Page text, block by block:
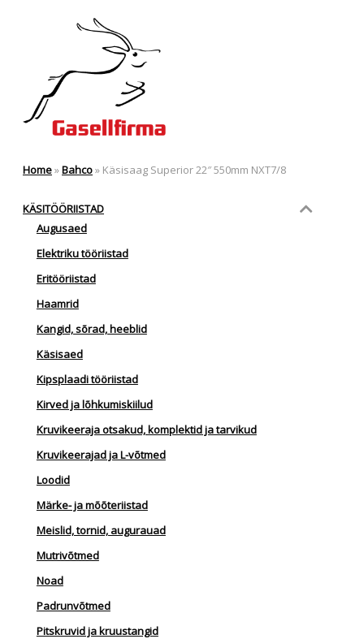
Home»Bahco» Käsisaag Superior 22″ 550mm NXT7/8
KÄSITÖÖRIISTAD
Augusaed
Elektriku tööriistad
Eritööriistad
Haamrid
Kangid, sõrad, heeblid
Käsisaed
Kipsplaadi tööriistad
Kirved ja lõhkumiskiilud
Kruvikeeraja otsakud, komplektid ja tarvikud
Kruvikeerajad ja L-võtmed
Loodid
Märke- ja mõõteriistad
Meislid, tornid, augurauad
Mutrivõtmed
Noad
Padrunvõtmed
Pitskruvid ja kruustangid